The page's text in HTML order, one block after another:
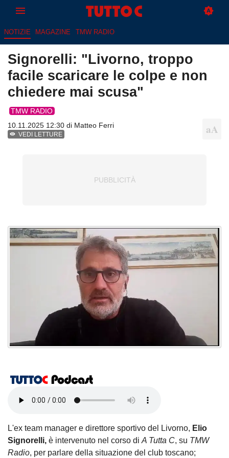
NOTIZIE MAGAZINE TMW RADIO
Signorelli: "Livorno, troppo
facile scaricare le colpe e non
chiedere mai scusa"
TMW RADIO
10.11.2025 12:30 di Matteo Ferri
VEDI LETTURE
L'ex team manager e direttore sportivo del Livorno, Elio
Signorelli, è intervenuto nel corso di A Tutta C, su TMW
Radio, per parlare della situazione del club toscano;